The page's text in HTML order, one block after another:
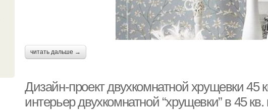
читать дальше →
Дизайн-проект двухкомнатной хрущевки
интерьер двухкомнатной “хрущевки” в 45 кв.